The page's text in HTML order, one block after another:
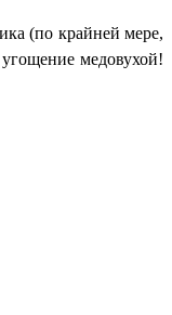
(по крайней мере,
медовухой!